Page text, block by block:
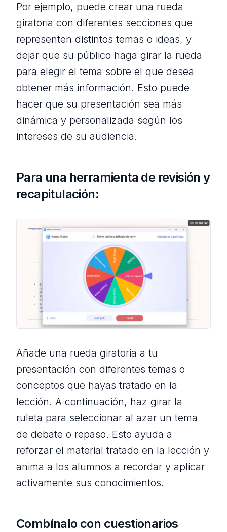
Por ejemplo, puede crear una rueda
giratoria con diferentes secciones que
representen distintos temas o ideas, y
dejar que su público haga girar la rueda
para elegir el tema sobre el que desea
obtener más información. Esto puede
hacer que su presentación sea más
dinámica y personalizada según los
intereses de su audiencia.
Para una herramienta de revisión y
recapitulación:
Añade una rueda giratoria a tu
presentación con diferentes temas o
conceptos que hayas tratado en la
lección. A continuación, haz girar la
ruleta para seleccionar al azar un tema
de debate o repaso. Esto ayuda a
reforzar el material tratado en la lección y
anima a los alumnos a recordar y aplicar
activamente sus conocimientos.
Combínalo con cuestionarios